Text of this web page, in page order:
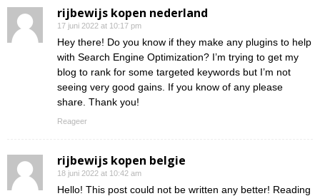
rijbewijs kopen nederland
17 juni 2022 at 10:17 pm
Hey there! Do you know if they make any plugins to help
with Search Engine Optimization? I’m trying to get my
blog to rank for some targeted keywords but I’m not
seeing very good gains. If you know of any please
share. Thank you!
Reageer
rijbewijs kopen belgie
18 juni 2022 at 10:42 am
Hello! This post could not be written any better! Reading